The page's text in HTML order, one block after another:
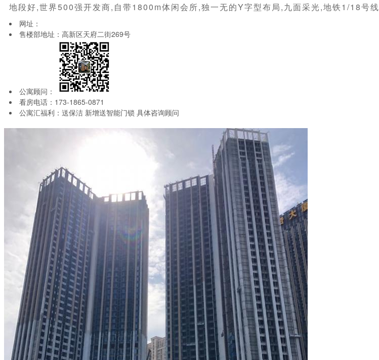
地段好,世界500强开发商,自带1800m体闲会所,独一无的Y字型布局,九面采光,地铁1/18号线
网址：
售楼部地址：高新区天府二街269号
公寓顾问：
看房电话：173-1865-0871
公寓汇福利：送保洁 新增送智能门锁 具体咨询顾问